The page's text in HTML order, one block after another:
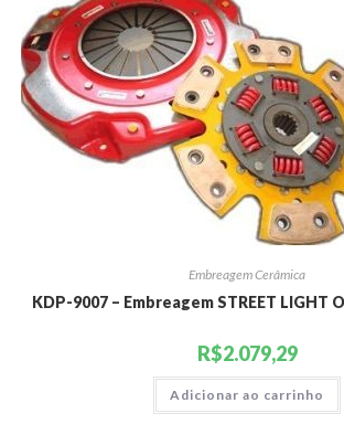
Embreagem Cerâmica
KDP-9007 – Embreagem STREET LIGHT
R$2.079,29
Adicionar ao carrinho